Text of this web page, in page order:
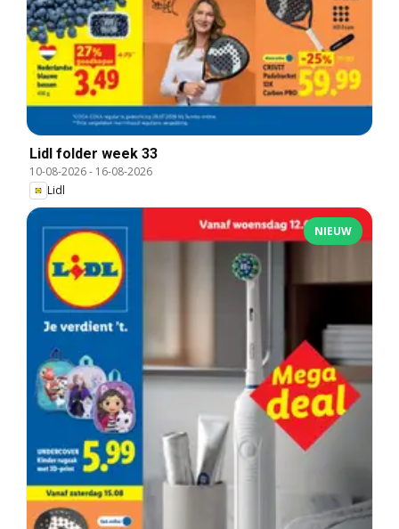
Lidl folder week 33
10-08-2026- 16-08-2026
Lidl
NIEUW